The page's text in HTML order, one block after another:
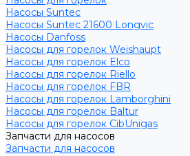
Насосы Suntec
Насосы Suntec 21600 Longvic
Насосы Danfoss
Насосы для горелок Weishaupt
Насосы для горелок Elco
Насосы для горелок Riello
Насосы для горелок FBR
Насосы для горелок Lamborghini
Насосы для горелок Baltur
Насосы для горелок CibUnigas
Запчасти для насосов
Запчасти для насосов